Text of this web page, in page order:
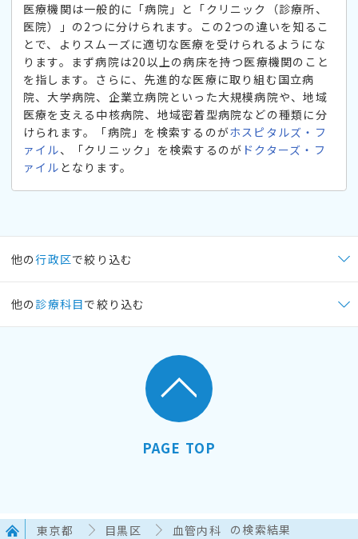
医療機関は一般的に「病院」と「クリニック（診療所、
医院）」の2つに分けられます。この2つの違いを知るこ
とで、よりスムーズに適切な医療を受けられるようにな
ります。まず病院は20以上の病床を持つ医療機関のこと
を指します。さらに、先進的な医療に取り組む国立病
院、大学病院、企業立病院といった大規模病院や、地域
医療を支える中核病院、地域密着型病院などの種類に分
けられます。「病院」を検索するのがホスピタルズ・フ
ァイル、「クリニック」を検索するのが ドクターズ・フ
ァイル となります。
他の行政区で絞り込む
他の 診療科目で絞り込む
PAGE TOP
東京都 目黒区 血管内科 の検索結果